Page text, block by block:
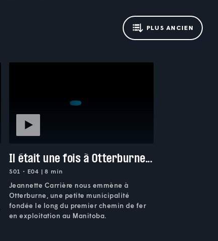
PLUS ANCIEN
Il était une fois à Otterburne...
S01 • E04 | 8 min
Jeannette Carrière nous emmène à
Otterburne, une petite municipalité
fondée le long du premier chemin de fer
en exploitation au Manitoba.